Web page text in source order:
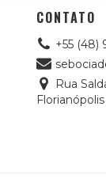
CONTATO
+55 (48)
Rua